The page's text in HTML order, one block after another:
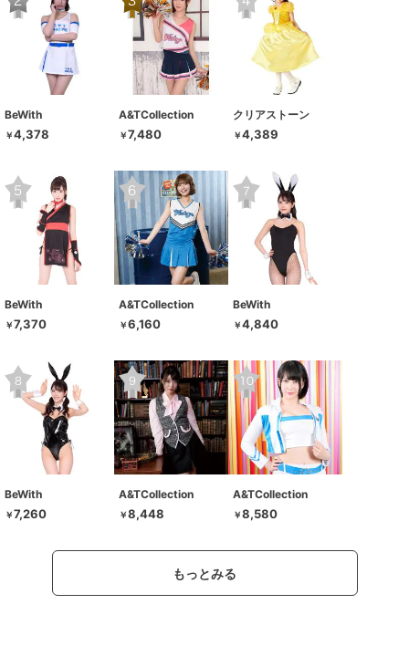
BeWith
￥4,378
A&TCollection
￥7,480
クリアストーン
￥4,389
BeWith
￥7,370
A&TCollection
￥6,160
BeWith
￥4,840
BeWith
￥7,260
A&TCollection
￥8,448
A&TCollection
￥8,580
もっとみる